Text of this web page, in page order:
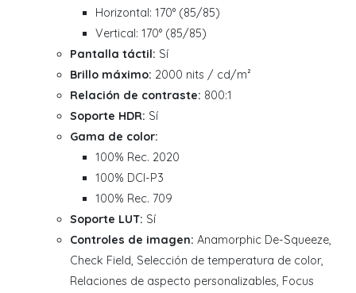
Horizontal: 170° (85/85)
Vertical: 170° (85/85)
Pantalla táctil: Sí
Brillo máximo: 2000 nits / cd/m²
Relación de contraste: 800:1
Soporte HDR: Sí
Gama de color:
100% Rec. 2020
100% DCI-P3
100% Rec. 709
Soporte LUT: Sí
Controles de imagen: Anamorphic De-Squeeze,
Check Field, Selección de temperatura de color,
Relaciones de aspecto personalizables, Focus